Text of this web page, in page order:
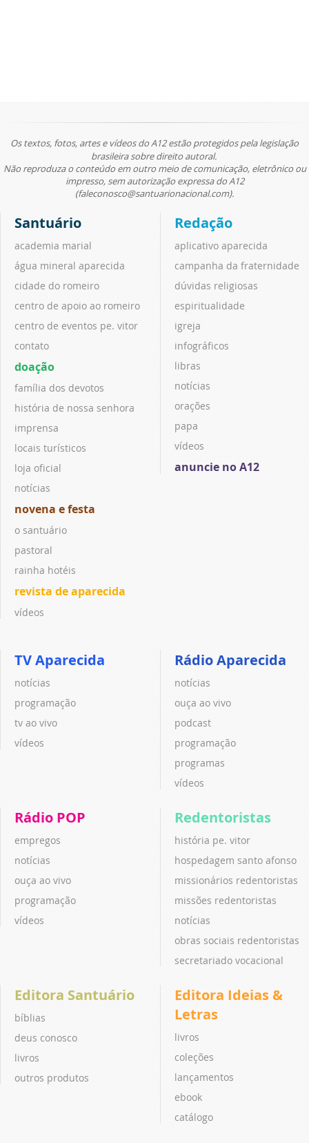
Os textos, fotos, artes e vídeos do A12 estão protegidos pela legislação
brasileira sobre direito autoral.
Não reproduza o conteúdo em outro meio de comunicação, eletrônico ou
impresso, sem autorização expressa do A12
(faleconosco@santuarionacional.com).
Santuário
academia marial
água mineral aparecida
cidade do romeiro
centro de apoio ao romeiro
centro de eventos pe. vitor
contato
doação
família dos devotos
história de nossa senhora
imprensa
locais turísticos
loja oficial
notícias
novena e festa
o santuário
pastoral
rainha hotéis
revista de aparecida
vídeos
Redação
aplicativo aparecida
campanha da fraternidade
dúvidas religiosas
espiritualidade
igreja
infográficos
libras
notícias
orações
papa
vídeos
anuncie no A12
TV Aparecida
notícias
programação
tv ao vivo
vídeos
Rádio Aparecida
notícias
ouça ao vivo
podcast
programação
programas
vídeos
Rádio POP
empregos
notícias
ouça ao vivo
programação
vídeos
Redentoristas
história pe. vitor
hospedagem santo afonso
missionários redentoristas
missões redentoristas
notícias
obras sociais redentoristas
secretariado vocacional
Editora Santuário
bíblias
deus conosco
livros
outros produtos
Editora Ideias &
Letras
livros
coleções
lançamentos
ebook
catálogo